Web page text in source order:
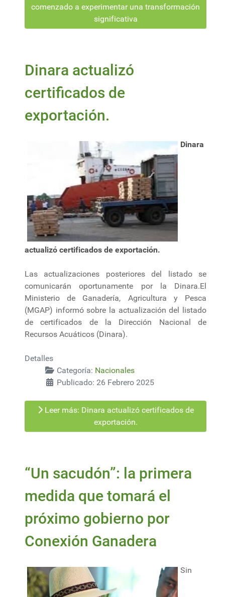
comenzado a experimentar una transformación
significativa
Dinara actualizó
certificados de
exportación.
Dinara
actualizó certificados de exportación.
Las actualizaciones posteriores del listado se
comunicarán oportunamente por la Dinara.El
Ministerio de Ganadería, Agricultura y Pesca
(MGAP) informó sobre la actualización del listado
de certificados de la Dirección Nacional de
Recursos Acuáticos (Dinara).
Detalles
Categoría: Nacionales
Publicado: 26 Febrero 2025
Leer más: Dinara actualizó certificados de
exportación.
“Un sacudón”: la primera
medida que tomará el
próximo gobierno por
Conexión Ganadera
Sin